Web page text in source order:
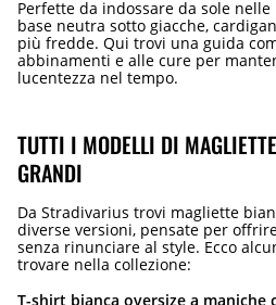
Perfette da indossare da sole
base neutra sotto giacche,
più fredde. Qui trovi una guida
abbinamenti e alle cure per
lucentezza nel tempo.
TUTTI I MODELLI DI
GRANDI
Da Stradivarius trovi magliette
diverse versioni, pensate per
senza rinunciare al style. Ecco
trovare nella collezione:
T-shirt bianca oversize a maniche